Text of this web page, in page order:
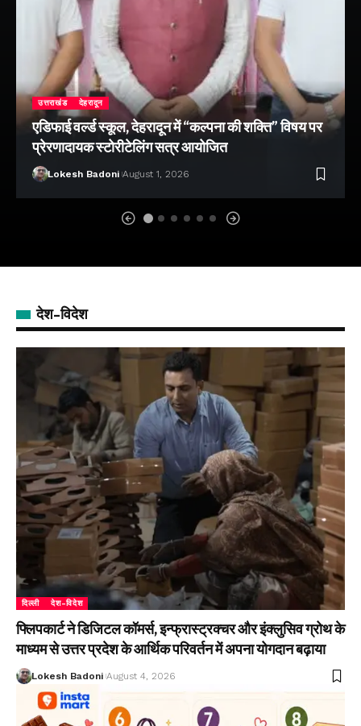
उत्तराखंड देहरादून
एडिफाई वर्ल्ड स्कूल, देहरादून में “कल्पना की शक्ति” विषय पर
प्रेरणादायक स्टोरीटेलिंग सत्र आयोजित
Lokesh Badoni August 1, 2026
देश-विदेश
दिल्ली देश-विदेश
फ्लिपकार्ट ने डिजिटल कॉमर्स, इन्फ्रास्ट्रक्चर और इंक्लुसिव ग्रोथ के
माध्यम से उत्तर प्रदेश के आर्थिक परिवर्तन में अपना योगदान बढ़ाया
Lokesh Badoni August 4, 2026